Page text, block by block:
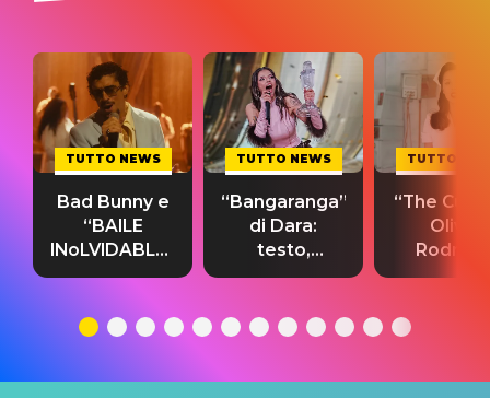
TUTTO NEWS
Bad Bunny e
“BAILE
INoLVIDABLE”:
testo,
significato
TUTTO NEWS
“Bangaranga”
di Dara:
testo,
traduzione e
del singolo
TUTTO
“The
Olivia
testo,